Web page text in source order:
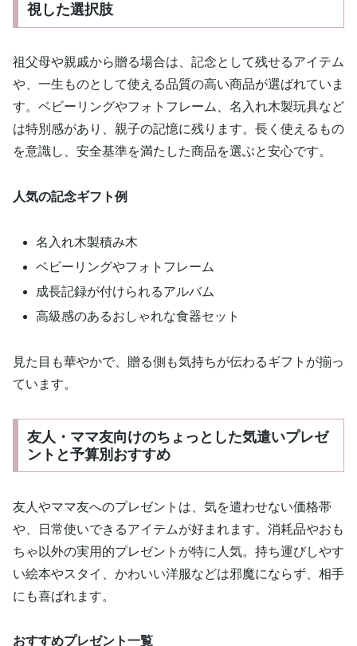
視した選択肢
祖父母や親戚から贈る場合は、記念として残せるアイテム
や、一生ものとして使える品質の高い商品が選ばれていま
す。ベビーリングやフォトフレーム、名入れ木製玩具など
は特別感があり、親子の記憶に残ります。長く使えるもの
を意識し、安全基準を満たした商品を選ぶと安心です。
人気の記念ギフト例
名入れ木製積み木
ベビーリングやフォトフレーム
成長記録が付けられるアルバム
高級感のあるおしゃれな食器セット
見た目も華やかで、贈る側も気持ちが伝わるギフトが揃っ
ています。
友人・ママ友向けのちょっとした気遣いプレゼ
ントと予算別おすすめ
友人やママ友へのプレゼントは、気を遣わせない価格帯
や、日常使いできるアイテムが好まれます。消耗品やおも
ちゃ以外の実用的プレゼントが特に人気。持ち運びしやす
い絵本やスタイ、かわいい洋服などは邪魔にならず、相手
にも喜ばれます。
おすすめプレゼント一覧